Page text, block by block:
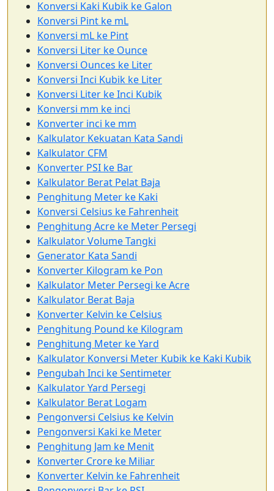
Konversi Kaki Kubik ke Galon
Konversi Pint ke mL
Konversi mL ke Pint
Konversi Liter ke Ounce
Konversi Ounces ke Liter
Konversi Inci Kubik ke Liter
Konversi Liter ke Inci Kubik
Konversi mm ke inci
Konverter inci ke mm
Kalkulator Kekuatan Kata Sandi
Kalkulator CFM
Konverter PSI ke Bar
Kalkulator Berat Pelat Baja
Penghitung Meter ke Kaki
Konversi Celsius ke Fahrenheit
Penghitung Acre ke Meter Persegi
Kalkulator Volume Tangki
Generator Kata Sandi
Konverter Kilogram ke Pon
Kalkulator Meter Persegi ke Acre
Kalkulator Berat Baja
Konverter Kelvin ke Celsius
Penghitung Pound ke Kilogram
Penghitung Meter ke Yard
Kalkulator Konversi Meter Kubik ke Kaki Kubik
Pengubah Inci ke Sentimeter
Kalkulator Yard Persegi
Kalkulator Berat Logam
Pengonversi Celsius ke Kelvin
Pengonversi Kaki ke Meter
Penghitung Jam ke Menit
Konverter Crore ke Miliar
Konverter Kelvin ke Fahrenheit